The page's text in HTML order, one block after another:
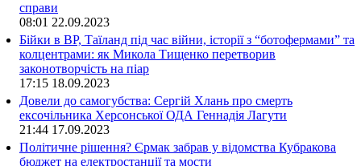
справи
08:01 22.09.2023
Бійки в ВР, Таїланд під час війни, історії з “ботофермами” та
колцентрами: як Микола Тищенко перетворив
законотворчість на піар
17:15 18.09.2023
Довели до самогубства: Сергій Хлань про смерть
ексочільника Херсонської ОДА Геннадія Лагути
21:44 17.09.2023
Політичне рішення? Єрмак забрав у відомства Кубракова
бюджет на електростанції та мости